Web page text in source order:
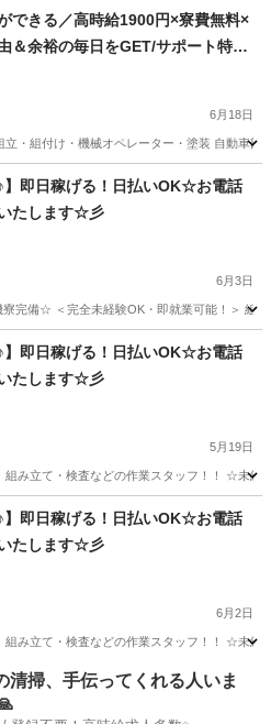
できる／高時給1900円×寮費無料×
＆余裕の毎日をGET/サポート特典
6月18日
・組付け・機械オペレーター・塗装 自動車
♪】即日稼げる！日払いOK☆お電話
たします☆彡
6月3日
寮完備☆ ＜完全未経験OK・即就業可能！＞
♪】即日稼げる！日払いOK☆お電話
たします☆彡
5月19日
組み立て・検査などの作業スタッフ！！
♪】即日稼げる！日払いOK☆お電話
たします☆彡
6月2日
組み立て・検査などの作業スタッフ！！
清掃、手伝ってくれる人いま